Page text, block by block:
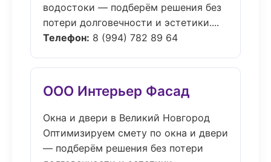
водостоки — подберём решения без
потери долговечности и эстетики....
Телефон: 8 (994) 782 89 64
ООО Интерьер Фасад
Окна и двери в Великий Новгород
Оптимизируем смету по окна и двери
— подберём решения без потери